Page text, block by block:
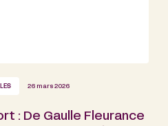
26 mars 2026
: De Gaulle Fleurance